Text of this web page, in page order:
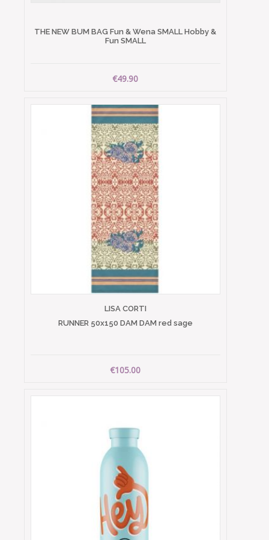
THE NEW BUM BAG Fun & Wena SMALL Hobby &
Fun SMALL
€49.90
LISA CORTI
RUNNER 50x150 DAM DAM red sage
€105.00